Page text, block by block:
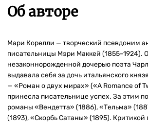
Об авторе
Мари Корелли — творческий псевдоним
писательницы Мэри Маккей (1855–1924).
незаконнорожденной дочерью поэта
выдавала себя за дочь итальянского
— «Роман о двух мирах» («A Romance of
принесла писательнице успех. За этим
романы «Вендетта» (1886), «Тельма»
(1893), «Скорбь Сатаны» (1895). Критикой